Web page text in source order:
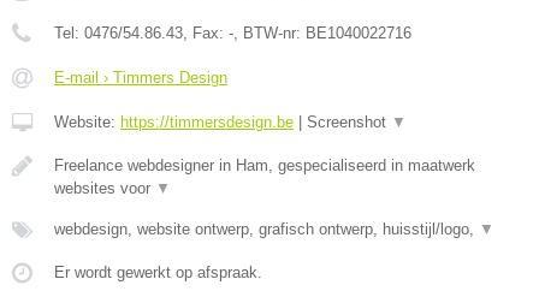
Tel: 0476/54.86.43, Fax: -, BTW-nr: BE1040022716
E-mail › Timmers Design
Website: https://timmersdesign.be Screenshot ▼
Freelance webdesigner in Ham, gespecialiseerd in maatwerk
websites voor ▼
webdesign, website ontwerp, grafisch ontwerp, huisstijl/logo, ▼
Er wordt gewerkt op afspraak.